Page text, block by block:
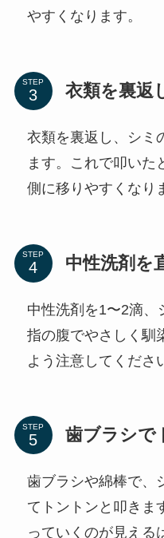
やすくなります。
STEP 衣類を裏返
衣類を裏返し、シミ
ます。これで叩いた
側に移りやすくなり
STEP 中性洗剤を
中性洗剤を1〜2滴、
指の腹でやさしく馴
よう注意してくださ
STEP 歯ブラシで
歯ブラシや綿棒で、
てトントンと叩きま
っていくのが見える